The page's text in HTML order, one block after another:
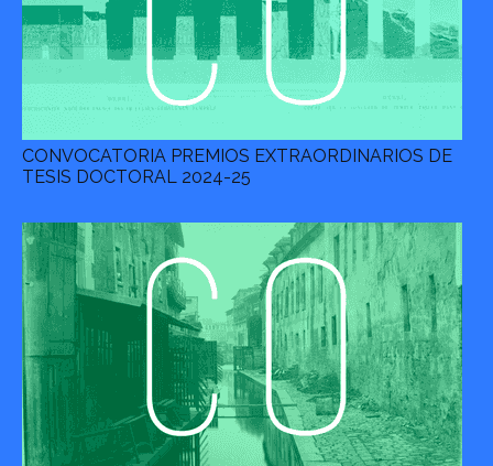
CONVOCATORIA PREMIOS EXTRAORDINARIOS DE
TESIS DOCTORAL 2024-25